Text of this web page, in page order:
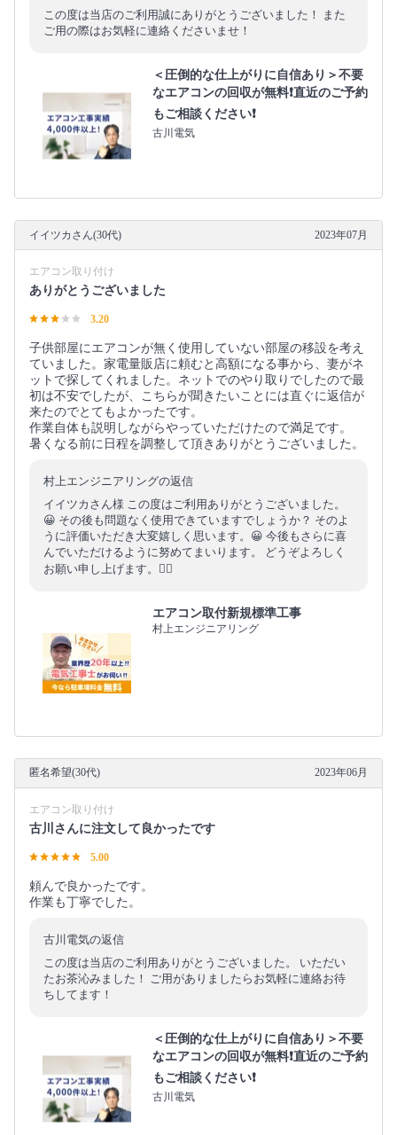
この度は当店のご利用誠にありがとうございました！ また
ご用の際はお気軽に連絡くださいませ！
＜圧倒的な仕上がりに自信あり＞不要
なエアコンの回収が無料❗直近のご予約
もご相談ください❗
古川電気
イイツカさん(30代) 2023年07月
エアコン取り付け
ありがとうございました
3.20
子供部屋にエアコンが無く使用していない部屋の移設を考え
ていました。家電量販店に頼むと高額になる事から、妻がネ
ットで探してくれました。ネットでのやり取りでしたので最
初は不安でしたが、こちらが聞きたいことには直ぐに返信が
来たのでとてもよかったです。
作業自体も説明しながらやっていただけたので満足です。
暑くなる前に日程を調整して頂きありがとうございました。
村上エンジニアリングの返信
イイツカさん様 この度はご利用ありがとうございました。
😀 その後も問題なく使用できていますでしょうか？ そのよ
うに評価いただき大変嬉しく思います。😀 今後もさらに喜
んでいただけるように努めてまいります。 どうぞよろしく
お願い申し上げます。🙇‍♂️
エアコン取付新規標準工事
村上エンジニアリング
匿名希望(30代) 2023年06月
エアコン取り付け
古川さんに注文して良かったです
5.00
頼んで良かったです。
作業も丁寧でした。
古川電気の返信
この度は当店のご利用ありがとうございました。 いただい
たお茶沁みました！ ご用がありましたらお気軽に連絡お待
ちしてます！
＜圧倒的な仕上がりに自信あり＞不要
なエアコンの回収が無料❗直近のご予約
もご相談ください❗
古川電気